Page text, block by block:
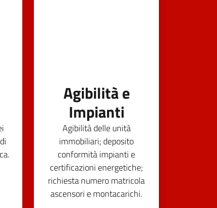
Agibilità e
Impianti
Agibilità delle unità
immobiliari; deposito
conformità impianti e
certificazioni energetiche;
richiesta numero matricola
ascensori e montacarichi.